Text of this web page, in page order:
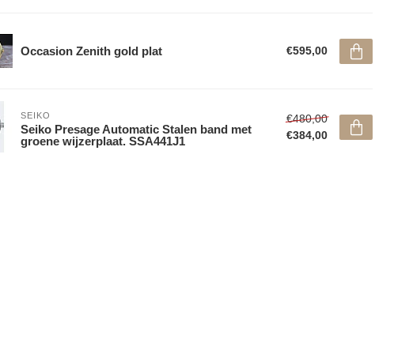
Occasion Zenith gold plat €595,00
SEIKO
Seiko Presage Automatic Stalen band met
groene wijzerplaat. SSA441J1
€480,00
€384,00